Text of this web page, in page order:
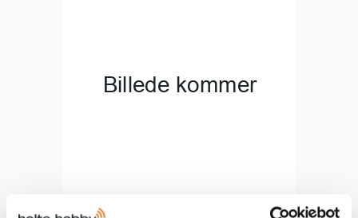
Countersunk Screw M3x10mm (8Pcs)